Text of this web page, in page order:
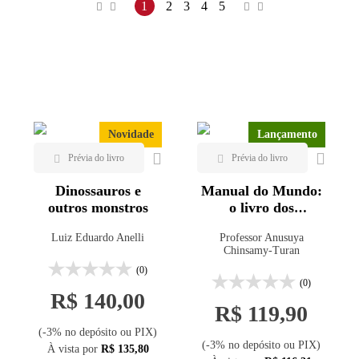
Alta Books (1)
Blucher (6)
Bookman (5)
CAMPUS (1)
Maior preço
1 2 3 4 5
Novidade
Dinossauros e
outros monstros
Luiz Eduardo Anelli
(0)
R$ 140,00
(-3% no depósito ou PIX)
À vista por R$ 135,80
Lançamento
Manual do Mundo:
o livro dos
vida pré-histórica
Professor Anusuya
Chinsamy-Turan
(0)
R$ 119,90
(-3% no depósito ou PIX)